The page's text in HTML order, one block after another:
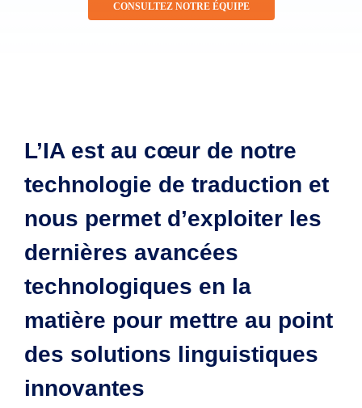
CONSULTEZ NOTRE ÉQUIPE
L’IA est au cœur de notre
technologie de traduction et
nous permet d’exploiter les
dernières avancées
technologiques en la
matière pour mettre au point
des solutions linguistiques
innovantes